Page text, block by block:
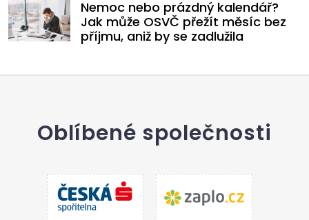
Nemoc nebo prázdný kalendář?
Jak může OSVČ přežít měsíc bez
příjmu, aniž by se zadlužila
Oblíbené společnosti